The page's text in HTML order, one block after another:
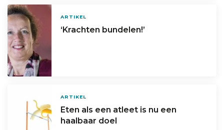
ARTIKEL
‘Krachten bundelen!’
ARTIKEL
Eten als een atleet is nu een
haalbaar doel